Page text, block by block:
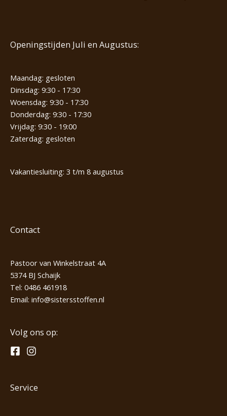
Openingstijden Juli en Augustus:
Maandag: gesloten
Dinsdag: 9:30 - 17:30
Woensdag: 9:30 - 17:30
Donderdag: 9:30 - 17:30
Vrijdag: 9:30 - 19:00
Zaterdag: gesloten
Vakantiesluiting: 3 t/m 8 augustus
Contact
Pastoor van Winkelstraat 4A
5374 BJ Schaijk
Tel: 0486 461918
Email: info@sistersstoffen.nl
Volg ons op:
Service